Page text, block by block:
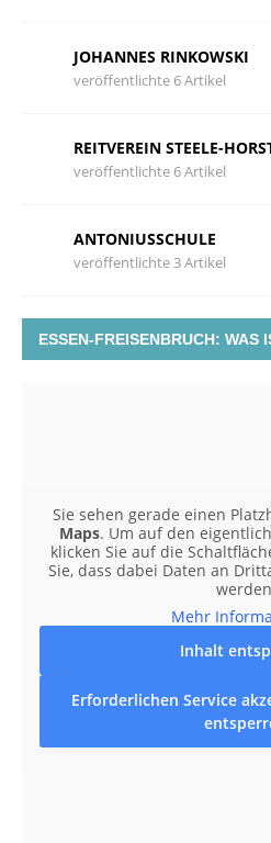
JOHANNES RINKOWSKI
veröffentlichte 6 Artikel
REITVEREIN STEELE-
veröffentlichte 6 Artikel
ANTONIUSSCHULE
veröffentlichte 3 Artikel
ESSEN-FREISENBRUCH: WAS
Sie sehen gerade einen
Maps. Um auf den
klicken Sie auf die
Sie, dass dabei Daten an
Mehr
Inhalt
Erforderlichen Service